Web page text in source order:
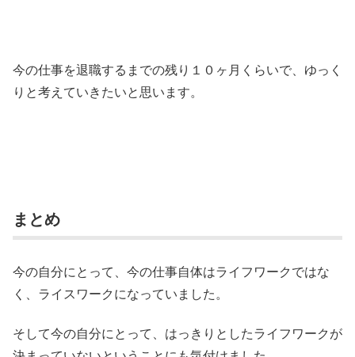
今の仕事を退職するまでの残り１０ヶ月くらいで、ゆっく
りと考えていきたいと思います。
まとめ
今の自分にとって、今の仕事自体はライフワークではな
く、ライスワークになっていました。
そして今の自分にとって、はっきりとしたライフワークが